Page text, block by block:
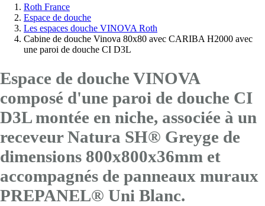
Vous
êtes
Roth France
Espace de douche
Les espaces douche VINOVA Roth
Cabine de douche Vinova 80x80 avec CARIBA H2000 avec
une paroi de douche CI D3L
Espace de douche VINOVA
composé d'une paroi de douche CI
D3L montée en niche, associée à un
receveur Natura SH® Greyge de
dimensions 800x800x36mm et
accompagnés de panneaux muraux
PREPANEL® Uni Blanc.